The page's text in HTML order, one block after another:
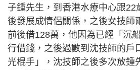
子鍾先生，到香港水療中心跟22
後發展成情侶關係，之後女技師
前後借128萬，他因為已經「沉
行借錢，之後過數到沈技師的戶
光棍手」，沈技師之後多次放鍾